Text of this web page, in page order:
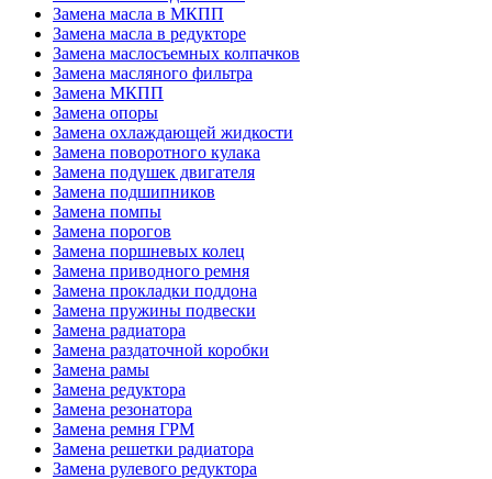
Замена масла в МКПП
Замена масла в редукторе
Замена маслосъемных колпачков
Замена масляного фильтра
Замена МКПП
Замена опоры
Замена охлаждающей жидкости
Замена поворотного кулака
Замена подушек двигателя
Замена подшипников
Замена помпы
Замена порогов
Замена поршневых колец
Замена приводного ремня
Замена прокладки поддона
Замена пружины подвески
Замена радиатора
Замена раздаточной коробки
Замена рамы
Замена редуктора
Замена резонатора
Замена ремня ГРМ
Замена решетки радиатора
Замена рулевого редуктора